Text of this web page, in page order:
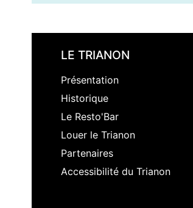
LE TRIANON
Présentation
Historique
Le Resto'Bar
Louer le Trianon
Partenaires
Accessibilité du Trianon